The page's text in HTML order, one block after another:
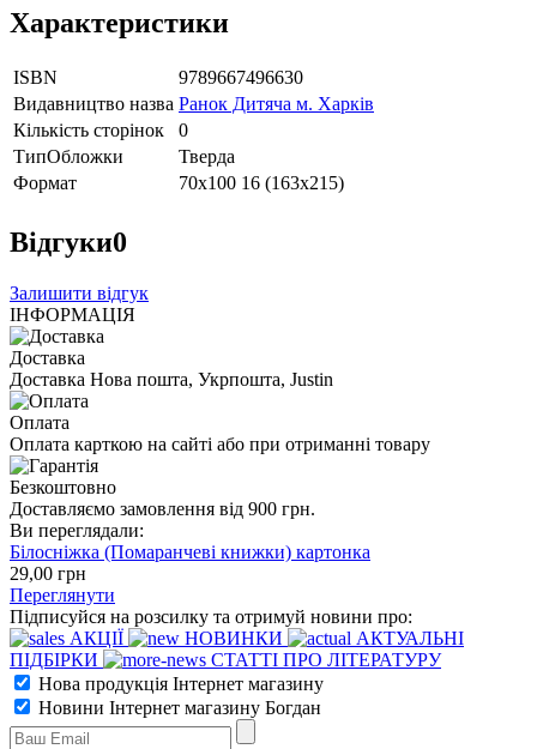
Характеристики
ISBN
9789667496630
Видавництво назва Ранок Дитяча м. Харків
Кількість сторінок
0
ТипОбложки
Тверда
Формат
70х100 16 (163х215)
Відгуки0
Залишити відгук
ІНФОРМАЦІЯ
Доставка
Доставка Нова пошта, Укрпошта, Justin
Оплата
Оплата карткою на сайті або при отриманні товару
Безкоштовно
Доставляємо замовлення від 900 грн.
Ви переглядали:
Білосніжка (Помаранчеві книжки) картонка
29,00 грн
Переглянути
Підписуйся на розсилку та отримуй новини про:
АКЦІЇ
НОВИНКИ
АКТУАЛЬНІ
ПІДБІРКИ
СТАТТІ ПРО ЛІТЕРАТУРУ
Нова продукція Інтернет магазину
Новини Інтернет магазину Богдан